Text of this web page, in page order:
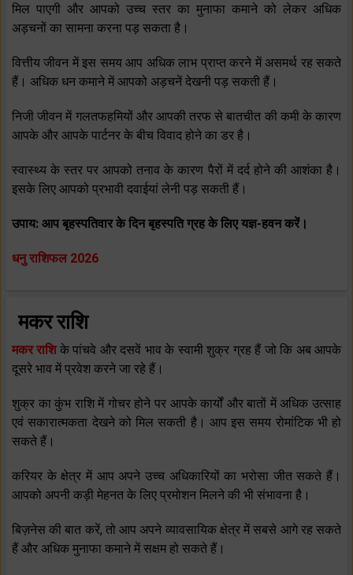
मिल पाएगी और आपको उच्‍च स्‍तर का मुनाफा कमाने को लेकर अधिक
अड़चनों का सामना करना पड़ सकता है।
वित्तीय जीवन में इस समय आप अधिक लाभ प्राप्‍त करने में असमर्थ रह सकते
हैं। अधिक धन कमाने में आपको अड़चनें देखनी पड़ सकती हैं।
निजी जीवन में गलतफहमियों और आपकी तरफ से बातचीत की कमी के कारण
आपके और आपके पार्टनर के बीच विवाद होने का डर है।
स्‍वास्‍थ्‍य के स्‍तर पर आपको तनाव के कारण पैरों में दर्द होने की आशंका है।
इसके लिए आपको प्रभावी दवाईयां लेनी पड़ सकती हैं।
उपाय: आप बृहस्‍पतिवार के दिन बृहस्‍पति ग्रह के लिए यज्ञ-हवन करें।
धनु राशिफल 2026
मकर राशि
मकर राशि के पांचवे और दसवें भाव के स्‍वामी शुक्र ग्रह हैं जो कि अब आपके
दूसरे भाव में प्रवेश करने जा रहे हैं।
शुक्र का कुंभ राशि में गोचर होने पर आपके कार्यों और बातों में अधिक उत्‍साह
एवं सकारात्‍मकता देखने को मिल सकती है। आप इस समय रोमांटिक भी हो
सकते हैं।
करियर के क्षेत्र में आप अपने उच्‍च अधिकारियों का भरोसा जीत सकते हैं।
आपको अपनी कड़ी मेहनत के लिए प्रमोशन मिलने की भी संभावना है।
बिज़नेस की बात करें, तो आप अपने व्‍यावसायिक क्षेत्र में सबसे आगे रह सकते
हैं और अधिक मुनाफा कमाने में सक्षम हो सकते हैं।